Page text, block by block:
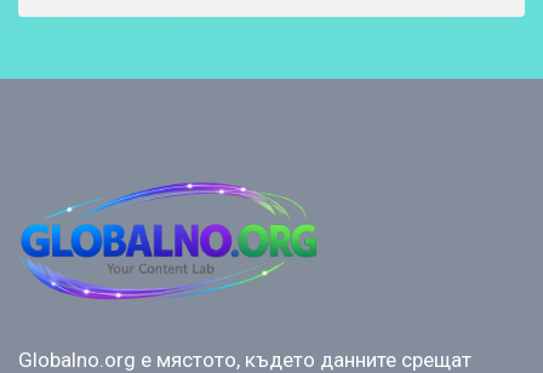
Globalno.org е мястото, където данните срещат